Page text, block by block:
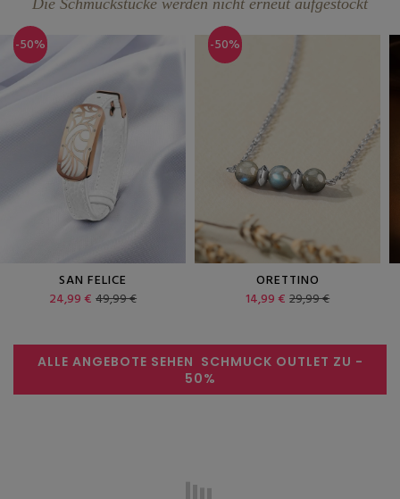
-50%
ORETTINO
14,99 € 29,99 €
-50%
CALLIZZORA
22,49 € 44,99 €
ALLE ANGEBOTE SEHEN SCHMUCK OUTLET ZU -
50%